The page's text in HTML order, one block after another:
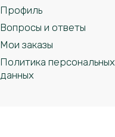
Профиль
Вопросы и ответы
Мои заказы
Политика персональных
данных